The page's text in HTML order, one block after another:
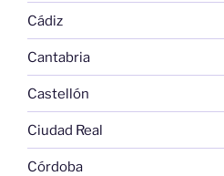
Cádiz
Cantabria
Castellón
Ciudad Real
Córdoba